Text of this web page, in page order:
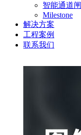
智能通道闸
Milestone
解决方案
工程案例
联系我们